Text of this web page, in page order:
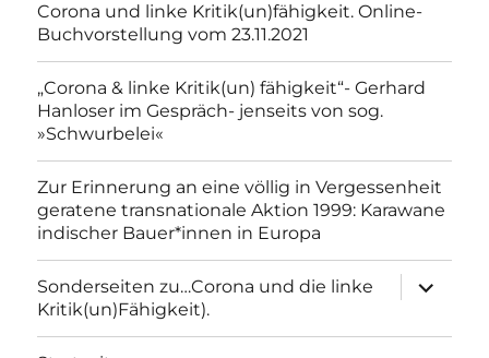
Corona und linke Kritik(un)fähigkeit. Online-
Buchvorstellung vom 23.11.2021
„Corona & linke Kritik(un) fähigkeit“- Gerhard
Hanloser im Gespräch- jenseits von sog.
»Schwurbelei«
Zur Erinnerung an eine völlig in Vergessenheit
geratene transnationale Aktion 1999: Karawane
indischer Bauer*innen in Europa
Sonderseiten zu…Corona und die linke
Kritik(un)Fähigkeit).
anzeigen